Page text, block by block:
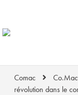
Comac
révolution dans le